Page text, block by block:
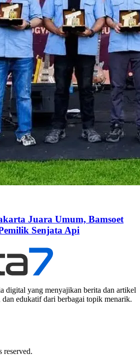
Juara Umum, Bamsoet
Senjata Api
digital yang menyajikan berita dan artikel
edukatif dari berbagai topik menarik.